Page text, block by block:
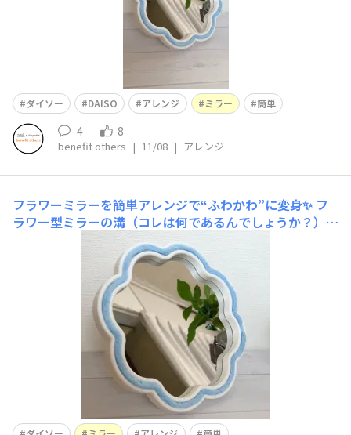
ダイソー DAISO アレンジ ミラー 簡単
4 8
benefit others | 11/08 | アレンジ
フラワーミラーを簡単アレンジで“ふわかわ”に変身✨ フ
ラワー型ミラーの溝（コレは何であるんでしょうか？）を
利用して、簡単アレンジしてみました！✨この溝にヤーン
がピッタリ！👍ちょっとしたことなのに印象が変わるの
で、このミラーをお持ちの方はぜひ！😊 ☆今回ご紹介し
た商品 ◆ダイソー ・スタンドミラー